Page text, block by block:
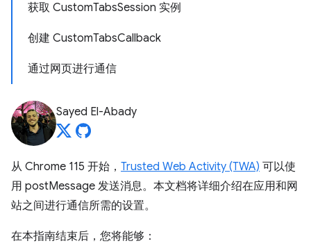
获取 CustomTabsSession 实例
创建 CustomTabsCallback
通过网页进行通信
Sayed El-Abady
从 Chrome 115 开始， Trusted Web Activity (TWA) 可以使
用 postMessage 发送消息。本文档将详细介绍在应用和网
站之间进行通信所需的设置。
在本指南结束后，您将能够：